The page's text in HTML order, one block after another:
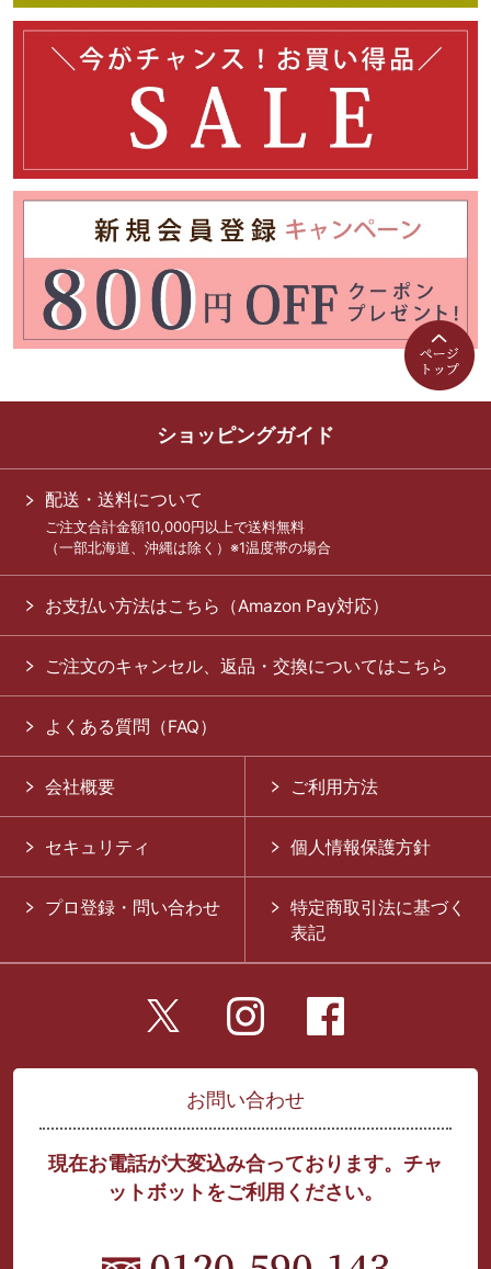
ショッピングガイド
配送・送料について
ご注文合計金額10,000円以上で送料無料
（一部北海道、沖縄は除く）※1温度帯の場合
お支払い方法はこちら（Amazon Pay対応）
ご注文のキャンセル、返品・交換についてはこちら
よくある質問（FAQ）
会社概要 ご利用方法
セキュリティ 個人情報保護方針
プロ登録・問い合わせ
特定商取引法に基づく
表記
お問い合わせ
現在お電話が大変込み合っております。チャ
ットボットをご利用ください。